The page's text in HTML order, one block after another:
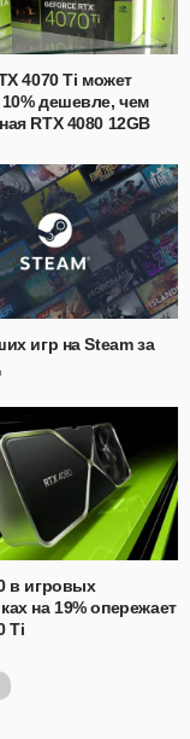
4070 Ti может
дешевле, чем
RTX 4080 12GB
игр на Steam за
в игровых
на 19% опережает
Ti